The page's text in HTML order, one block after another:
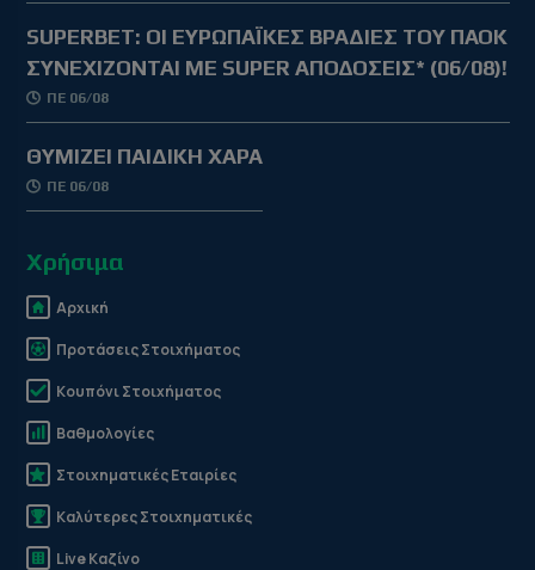
SUPERBET: ΟΙ ΕΥΡΩΠΑΪΚΕΣ ΒΡΑΔΙΕΣ ΤΟΥ ΠΑΟΚ
ΣΥΝΕΧΙΖΟΝΤΑΙ ΜΕ SUPER ΑΠΟΔΟΣΕΙΣ* (06/08)!
ΠΕ 06/08
ΘΥΜΙΖΕΙ ΠΑΙΔΙΚΗ ΧΑΡΑ
ΠΕ 06/08
Χρήσιμα
Αρχική
Προτάσεις Στοιχήματος
Κουπόνι Στοιχήματος
Βαθμολογίες
Στοιχηματικές Εταιρίες
Καλύτερες Στοιχηματικές
Live Καζίνο